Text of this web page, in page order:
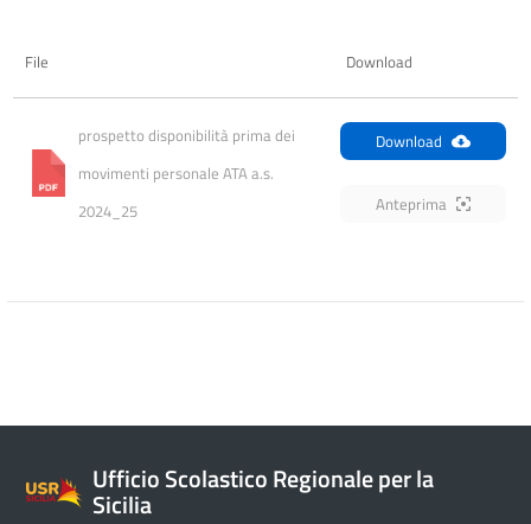
File Download
prospetto disponibilità prima dei
movimenti personale ATA a.s.
2024_25
Download
Anteprima
Ufficio Scolastico Regionale per la
Sicilia